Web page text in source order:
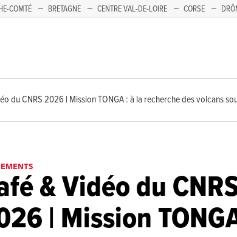
COMTÉ BRETAGNE CENTRE VAL-DE-LOIRE CORSE
du CNRS 2026 | Mission TONGA : à la recherche des volcans
& Vidéo du
| Mission